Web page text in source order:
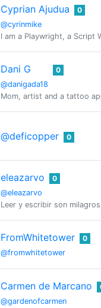
Cyprian Ajudua
@cyrinmike
0
I am a Playwright, a Script
Dani G
@danigada18
0
Mom, artist and a tattoo
@deficopper 0
eleazarvo
@eleazarvo
0
Leer y escribir son
FromWhitetower
@fromwhitetower
0
Carmen de Marcano
@gardenofcarmen